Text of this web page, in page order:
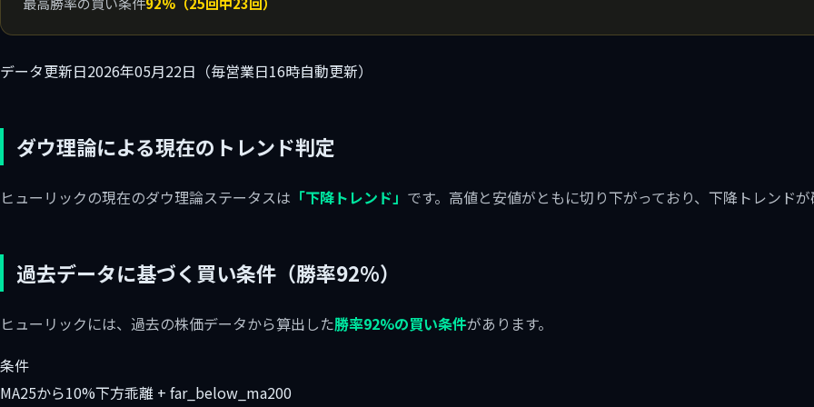
データ更新日2026年05月22日（毎営業日16時自動更新）
ダウ理論による現在のトレンド判定
ヒューリックの現在のダウ理論ステータスは 「下降トレンド」 です。高値と安値がともに切り下がっており、下降トレンドが
過去データに基づく買い条件（勝率92%）
ヒューリックには、過去の株価データから算出した勝率92%の買い条件があります。
条件
MA25から10%下方乖離 + far_below_ma200